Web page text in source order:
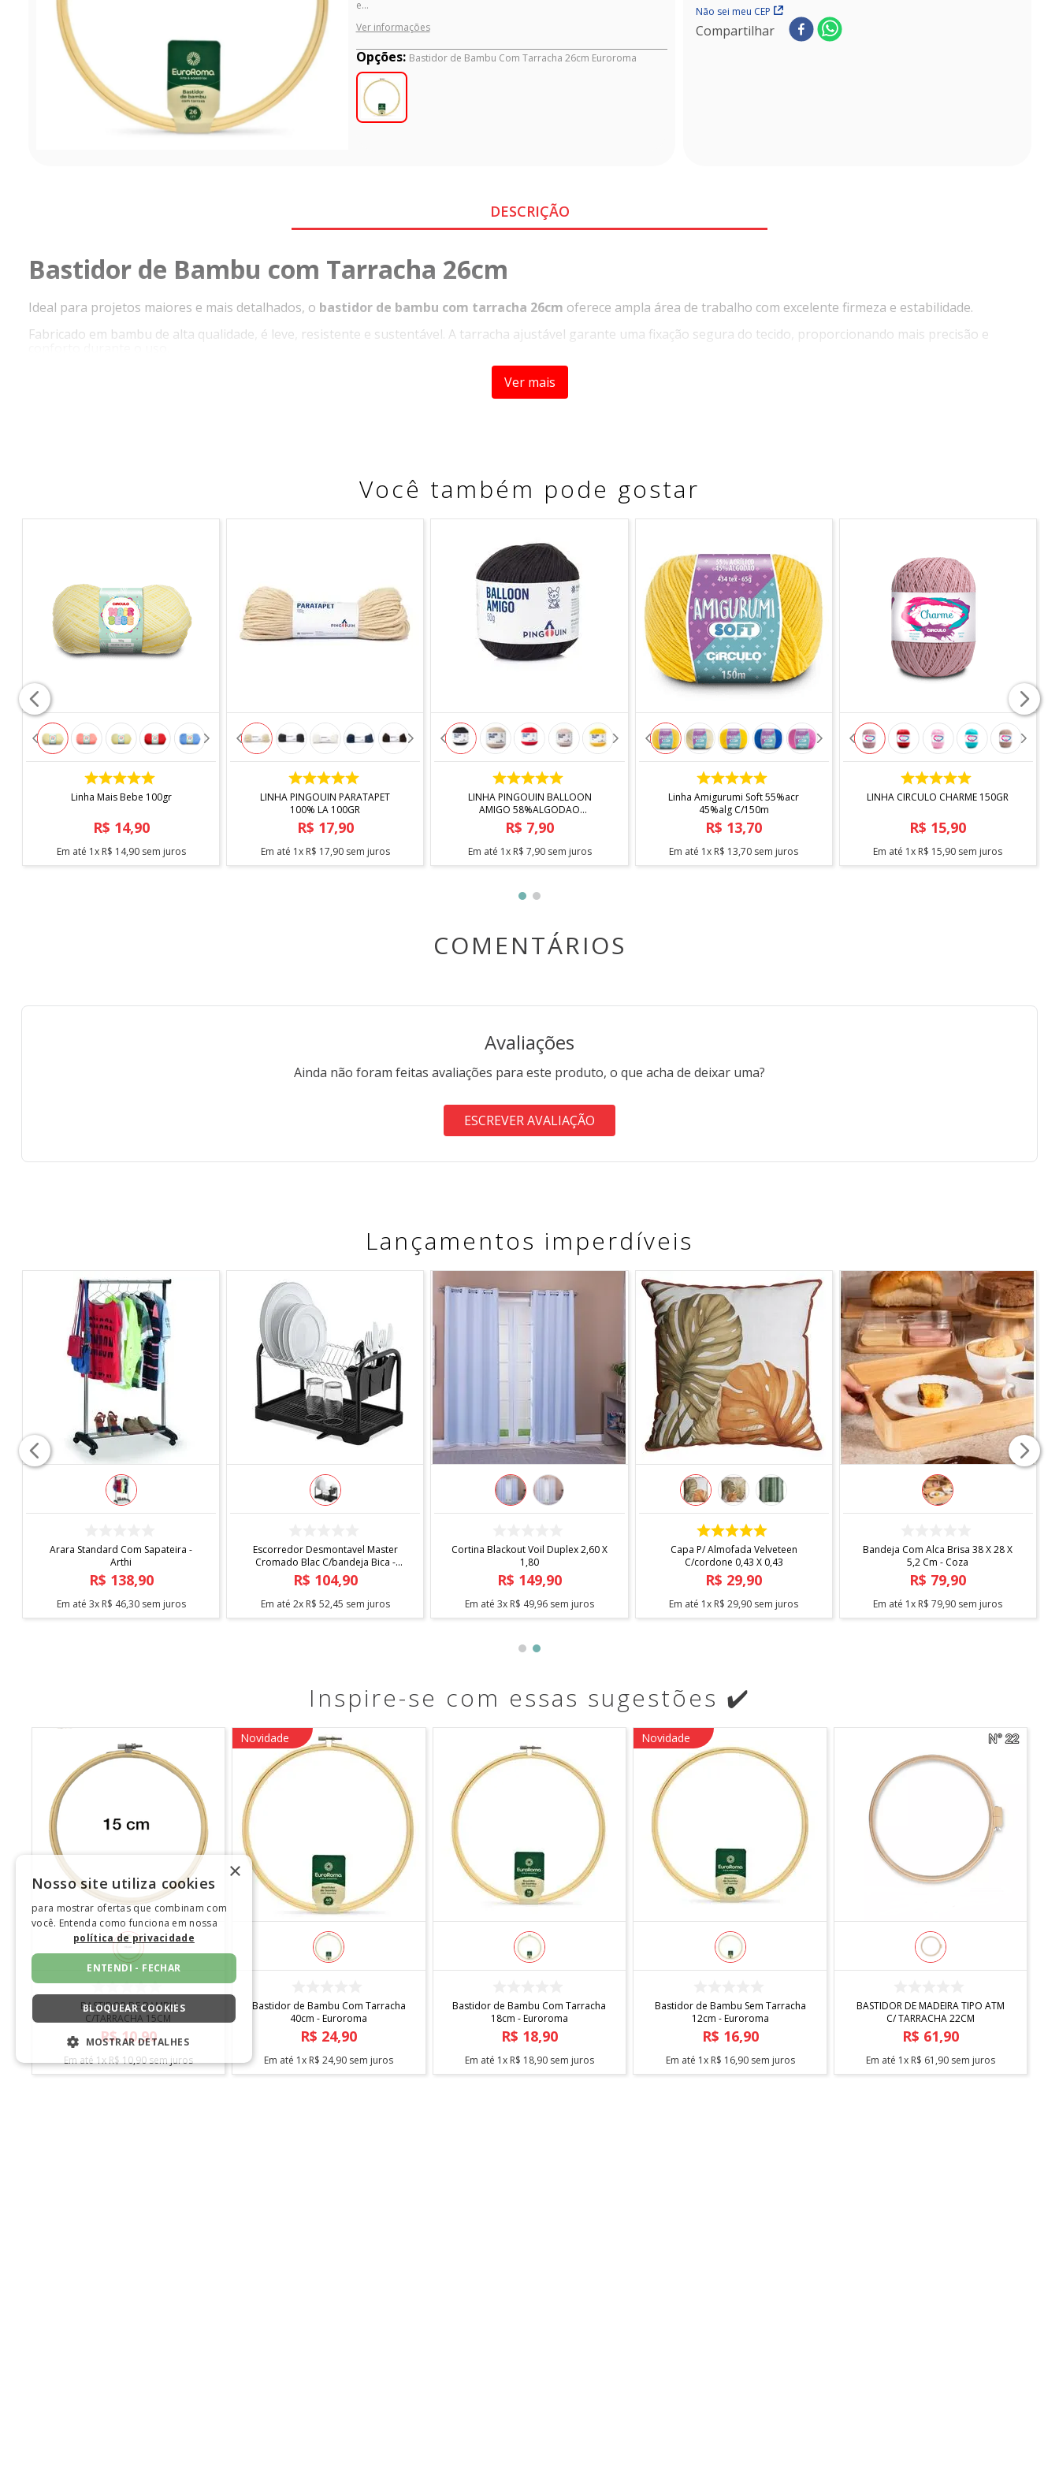
e...
Ver informações
Opções: Bastidor de Bambu Com Tarracha 26cm Euroroma
Não sei meu CEP
Compartilhar
DESCRIÇÃO
Bastidor de Bambu com Tarracha 26cm
Ideal para projetos maiores e mais detalhados, o bastidor de bambu com tarracha 26cm oferece ampla área de trabalho com excelente firmeza e estabilidade.
Fabricado em bambu de alta qualidade, é leve, resistente e sustentável. A tarracha ajustável garante uma fixação segura do tecido, proporcionando mais precisão e
Indicado para bordado livre, ponto cruz, pintura em tecido e projetos artesanais de maior escala. Ideal para quem busca acabamento profissional com mais espaço de
Ver mais
Você também pode gostar
COMPRAR
Linha Mais Bebe 100gr
R$ 14,90
Em até 1x R$ 14,90sem juros
COMPRAR
LINHA PINGOUIN PARATAPET
100% LA 100GR
R$ 17,90
Em até 1x R$ 17,90sem juros
COMPRAR
LINHA PINGOUIN BALLOON
AMIGO 58%ALGODAO
42%ACRILICO 50GR
R$ 7,90
Em até 1x R$ 7,90sem juros
COMPRAR
Linha Amigurumi Soft 55%acr
45%alg C/150m
R$ 13,70
Em até 1x R$ 13,70 sem juros
COMPRAR
LINHA CIRCULO CHARME 150GR
R$ 15,90
Em até 1x R$ 15,90 sem juros
COMENTÁRIOS
Avaliações
Ainda não foram feitas avaliações para este produto, o que acha de deixar uma?
ESCREVER AVALIAÇÃO
Lançamentos imperdíveis
Arara Standard Com Sapateira -
Arthi
R$ 138,90
Em até 3x R$ 46,30sem juros
Escorredor Desmontavel Master
Cromado Blac C/bandeja Bica -
Arthi
R$ 104,90
Em até 2x R$ 52,45 sem juros
Cortina Blackout Voil Duplex 2,60 X
1,80
R$ 149,90
Em até 3x R$ 49,96sem juros
COMPRAR
Capa P/ Almofada Velveteen
C/cordone 0,43 X 0,43
R$ 29,90
Em até 1x R$ 29,90 sem juros
Bandeja Com Alca Brisa 38 X 28 X
5,2 Cm - Coza
R$ 79,90
Em até 1x R$ 79,90 sem juros
Inspire-se com essas sugestões ✔️
COMPRAR
BASTIDOR DE BAMBU
C/TARRACHA 15CM
R$ 10,90
Em até1xR$10,90sem juros
Novidade
Bastidor de Bambu Com Tarracha
40cm - Euroroma
R$ 24,90
Em até 1x R$ 24,90 sem juros
Bastidor de Bambu Com Tarracha
18cm - Euroroma
R$ 18,90
Em até 1x R$ 18,90 sem juros
Novidade
Bastidor de Bambu Sem Tarracha
12cm - Euroroma
R$ 16,90
Em até 1x R$ 16,90sem juros
BASTIDOR DE MADEIRA TIPO ATM
C/ TARRACHA 22CM
R$ 61,90
Em até 1x R$ 61 ,90 sem juros
×
Nosso site utiliza cookies
para mostrar ofertas que combinam com
você. Entenda como funciona em nossa
política de privacidade
ENTENDI - FECHAR
BLOQUEAR COOKIES
MOSTRAR DETALHES
ESTRITAMENTE NECESSÁRIOS